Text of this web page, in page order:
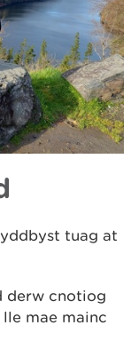
tuag at
derw cnotiog
mae mainc